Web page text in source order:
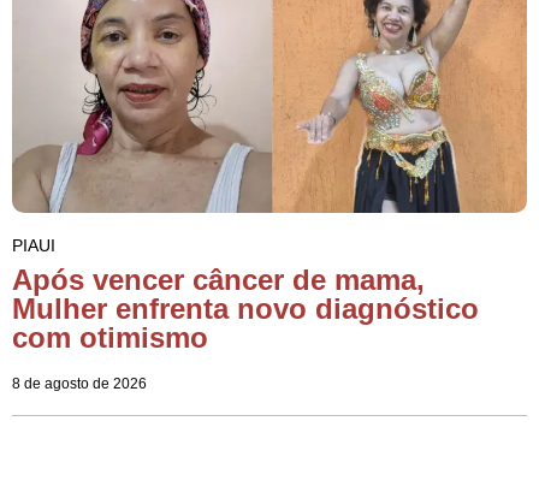
PIAUI
Após vencer câncer de mama,
Mulher enfrenta novo diagnóstico
com otimismo
8 de agosto de 2026